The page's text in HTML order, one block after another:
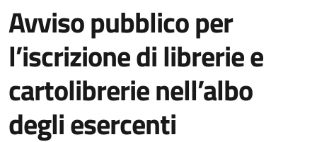
Avviso pubblico per
l’iscrizione di librerie e
cartolibrerie nell’albo
degli esercenti